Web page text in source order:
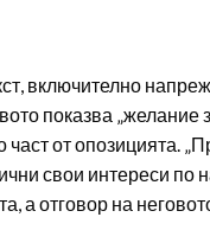
включително
показва „желание
от опозицията.
свои интереси по
а отговор на